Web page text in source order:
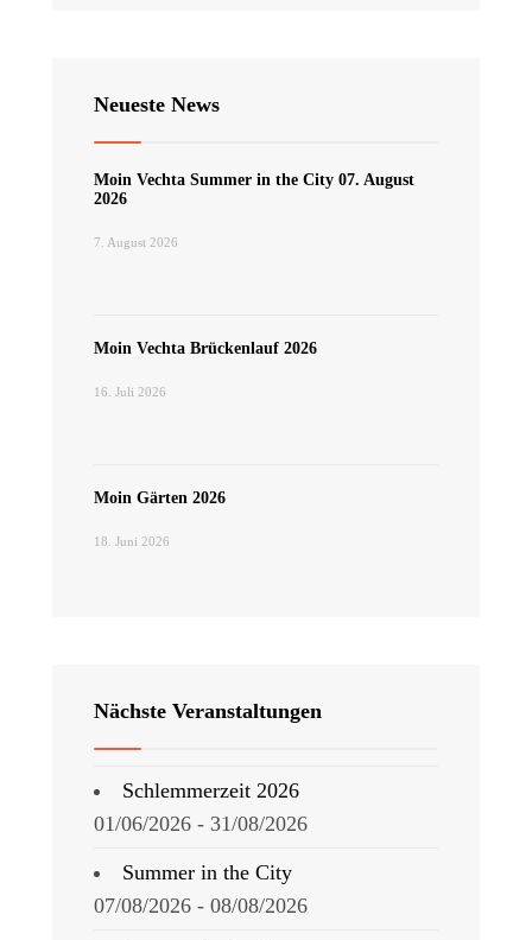
Neueste News
Moin Vechta Summer in the City 07. August
2026
7. August 2026
Moin Vechta Brückenlauf 2026
16. Juli 2026
Moin Gärten 2026
18. Juni 2026
Nächste Veranstaltungen
Schlemmerzeit 2026
01/06/2026 - 31/08/2026
Summer in the City
07/08/2026 - 08/08/2026